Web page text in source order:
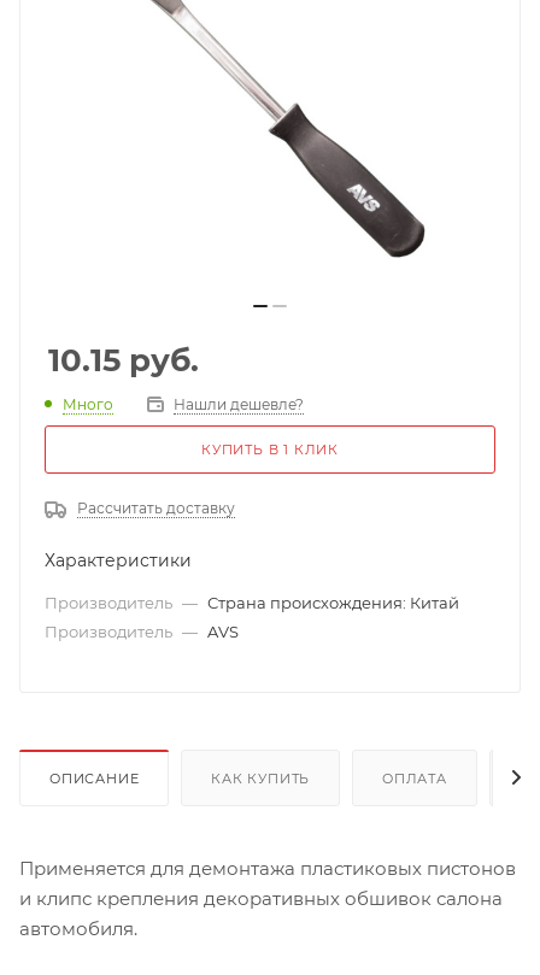
10.15 руб.
Много Нашли дешевле?
КУПИТЬ В 1 КЛИК
Рассчитать доставку
Характеристики
Производитель — Страна происхождения: Китай
Производитель — AVS
ОПИСАНИЕ КАК КУПИТЬ ОПЛАТА
Применяется для демонтажа пластиковых пистонов
и клипс крепления декоративных обшивок салона
автомобиля.